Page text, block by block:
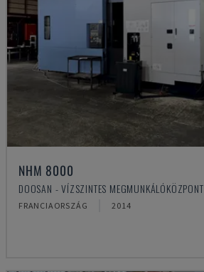
NHM 8000
DOOSAN - VÍZSZINTES MEGMUNKÁLÓKÖZPONT
FRANCIAORSZÁG 2014